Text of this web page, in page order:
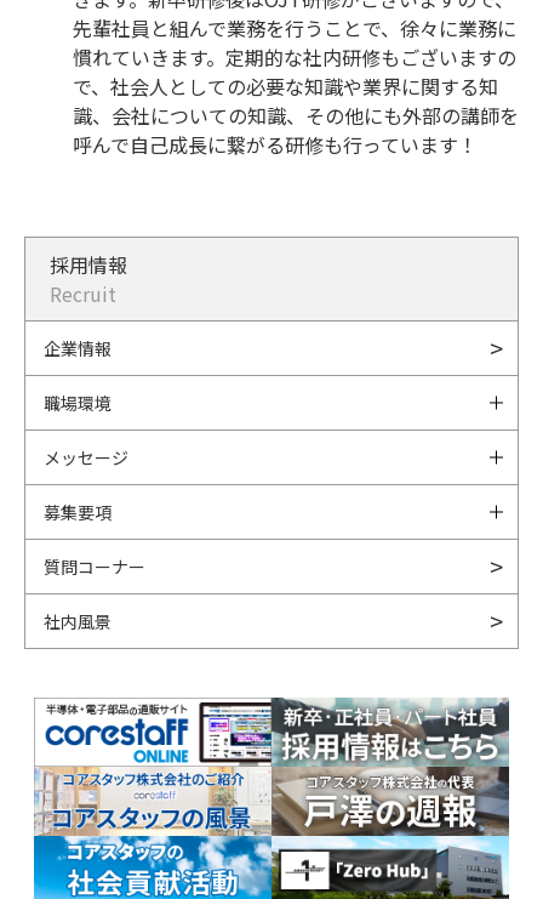
先輩社員と組んで業務を行うことで、徐々に業務に
慣れていきます。定期的な社内研修もございますの
で、社会人としての必要な知識や業界に関する知
識、会社についての知識、その他にも外部の講師を
呼んで自己成長に繋がる研修も行っています！
採用情報
Recruit
企業情報
職場環境
メッセージ
募集要項
質問コーナー
社内風景